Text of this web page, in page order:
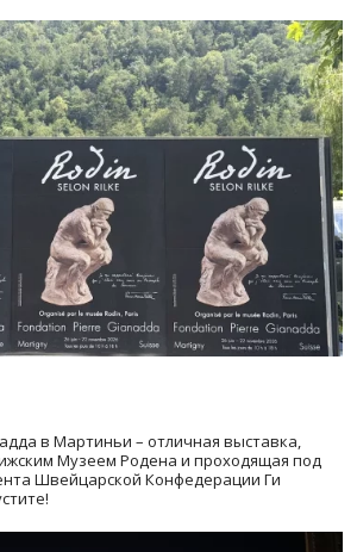
в Мартиньи – отличная выставка,
Музеем Родена и проходящая под
Швейцарской Конфедерации Ги